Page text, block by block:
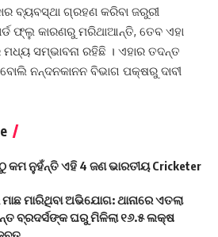
ବ୍ୟବସ୍ଥା ଗ୍ରହଣ କରିବା ଜରୁରୀ
ଫ୍ଲୁ କାରଣରୁ ମରିଥାଆନ୍ତି, ତେବ ଏହା
ସମ୍ଭାବନା ରହିଛି । ଏହାର ତଦନ୍ତ
ନନ୍ଦନକାନନ ବିଭାଗ ପକ୍ଷରୁ ଦାବୀ
କମ ନୁହଁନ୍ତି ଏହି 4 ଜଣ ଭାରତୀୟ Cricketer
ମାରିଥିବା ଅଭିଯୋଗ: ଥାନାରେ ଏତଲା
ବ୍ରଦର୍ସଙ୍କ ଘରୁ ମିଳିଲା ୧୬.୫ ଲକ୍ଷ